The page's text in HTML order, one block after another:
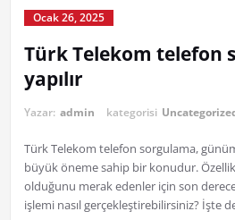
Ocak 26, 2025
Türk Telekom telefon
yapılır
Yazar: admin kategorisi
Türk Telekom telefon sorgulama,
büyük öneme sahip bir konudur.
olduğunu merak edenler için son
işlemi nasıl gerçekleştirebilirsiniz? İşte